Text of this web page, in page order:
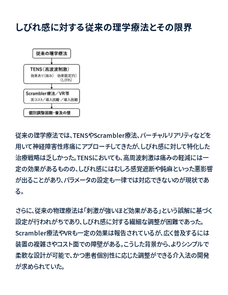
しびれ感に対する従来の理学療法とその限界
従来の理学療法では、TENSやScrambler療法、バーチャルリアリティなどを
用いて神経障害性疼痛にアプローチしてきたが、しびれ感に対して特化した
治療戦略は乏しかった。TENSにおいても、高周波刺激は痛みの軽減には一
定の効果があるものの、しびれ感にはむしろ感覚遮断や鈍麻といった悪影響
が出ることがあり、パラメータの設定も一律では対応できないのが現状であ
る。
さらに、従来の物理療法は「刺激が強いほど効果がある」という誤解に基づく
設定が行われがちであり、しびれ感に対する繊細な調整が困難であった。
Scrambler療法やVRも一定の効果は報告されているが、広く普及するには
装置の複雑さやコスト面での障壁がある。こうした背景から、よりシンプルで
柔軟な設計が可能で、かつ患者個別性に応じた調整ができる介入法の開発
が求められていた。